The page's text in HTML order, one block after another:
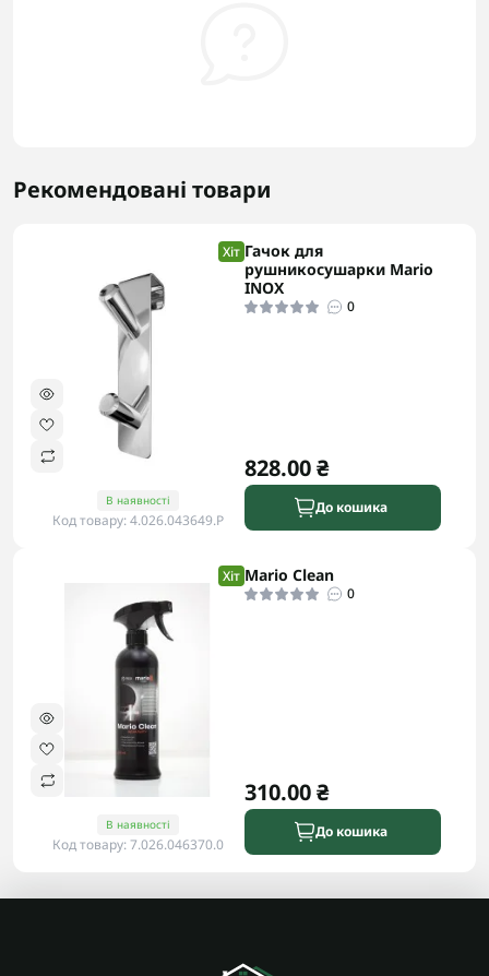
Рекомендовані товари
Хіт
В наявності
Код товару: 4.026.043649.P
Гачок для
рушникосушарки Mario
INOX
0
828.00 ₴
До кошика
Хіт
В наявності
Код товару: 7.026.046370.0
Mario Clean
0
310.00 ₴
До кошика